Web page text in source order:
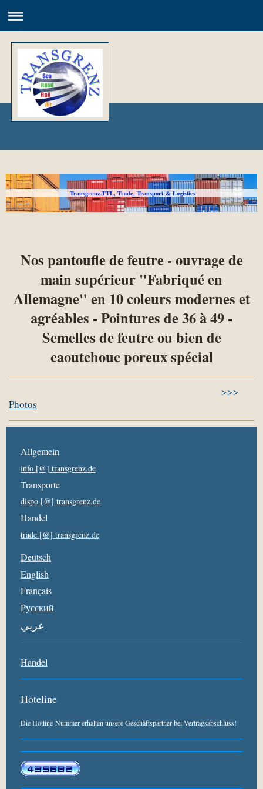
Transgrenz-TTL, Trade, Transport & Logistics
Nos pantoufle de feutre - ouvrage de
main supérieur "Fabriqué en
Allemagne" en 10 coleurs modernes et
agréables - Pointures de 36 à 49 -
Semelles de feutre ou bien de
caoutchouc poreux spécial
>>>
Photos
Allgemein
info [@] transgrenz.de
Transporte
dispo [@] transgrenz.de
Handel
trade [@] transgrenz.de
Deutsch
English
Français
Pусский
عربي
Handel
Hoteline
Die Hotline-Nummer erhalten unsere Geschäftspartner bei Vertragsabschluss!